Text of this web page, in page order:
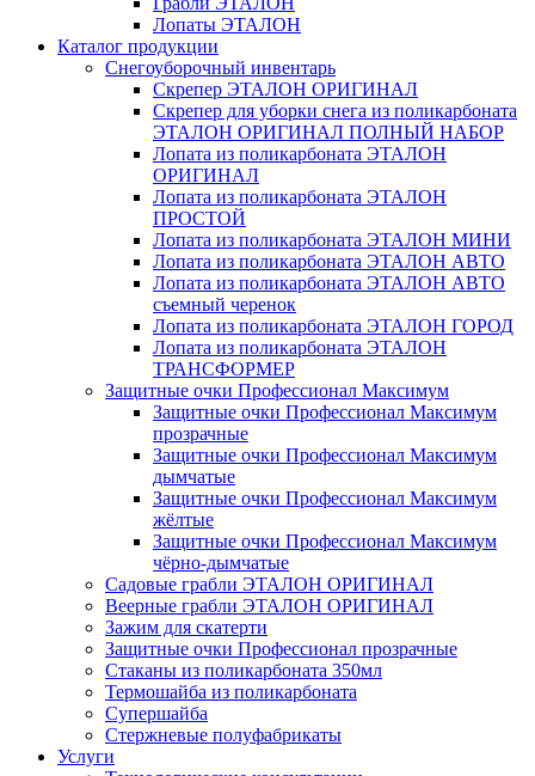
Лопаты ЭТАЛОН
Каталог продукции
Снегоуборочный инвентарь
Скрепер ЭТАЛОН ОРИГИНАЛ
Скрепер для уборки снега из поликарбоната
ЭТАЛОН ОРИГИНАЛ ПОЛНЫЙ НАБОР
Лопата из поликарбоната ЭТАЛОН
ОРИГИНАЛ
Лопата из поликарбоната ЭТАЛОН
ПРОСТОЙ
Лопата из поликарбоната ЭТАЛОН МИНИ
Лопата из поликарбоната ЭТАЛОН АВТО
Лопата из поликарбоната ЭТАЛОН АВТО
съемный черенок
Лопата из поликарбоната ЭТАЛОН ГОРОД
Лопата из поликарбоната ЭТАЛОН
ТРАНСФОРМЕР
Защитные очки Профессионал Максимум
Защитные очки Профессионал Максимум
прозрачные
Защитные очки Профессионал Максимум
дымчатые
Защитные очки Профессионал Максимум
жёлтые
Защитные очки Профессионал Максимум
чёрно-дымчатые
Садовые грабли ЭТАЛОН ОРИГИНАЛ
Веерные грабли ЭТАЛОН ОРИГИНАЛ
Зажим для скатерти
Защитные очки Профессионал прозрачные
Стаканы из поликарбоната 350мл
Термошайба из поликарбоната
Супершайба
Стержневые полуфабрикаты
Услуги